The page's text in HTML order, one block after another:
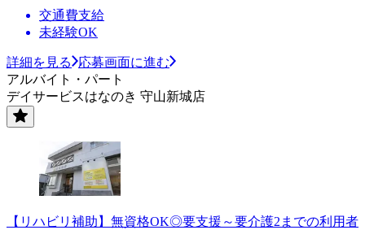
交通費支給
未経験OK
詳細を見る
応募画面に進む
アルバイト・パート
デイサービスはなのき 守山新城店
【リハビリ補助】無資格OK◎要支援～要介護2までの利用者